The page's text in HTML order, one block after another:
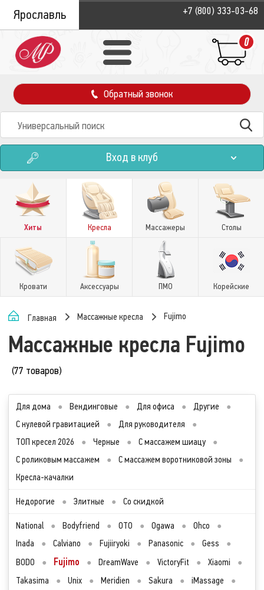
Ярославль +7 (800) 333-03-68
0
Обратный звонок
Вход в клуб
Хиты Кресла Массажеры Столы
Кровати Аксессуары ПМО Корейские
Главная Массажные кресла Fujimo
Массажные кресла Fujimo
(77 товаров)
Для дома ● Вендинговые ● Для офиса ● Другие
●
С нулевой гравитацией
● Для руководителя
●
ТОП кресел 2026
● Черные ● С массажем шиацу
●
С роликовым массажем
● С массажем воротниковой зоны
●
Кресла-качалки
Недорогие ● Элитные ● Со скидкой
National ● Bodyfriend ● OTO ● Ogawa ● Ohco
●
Inada
● Calviano ● Fujiiryoki ● Panasonic ● Gess
●
BODO
● Fujimo ● DreamWave ● VictoryFit ● Xiaomi
●
Takasima
● Unix ● Meridien ● Sakura ● iMassage
●